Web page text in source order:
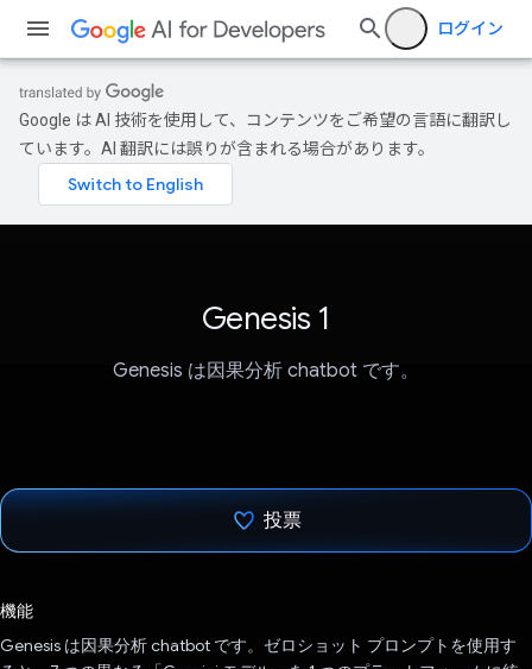
ログイン
Google は AI 技術を使用して、コンテンツをご希望の言語に翻訳し
ています。AI 翻訳には誤りが含まれる場合があります。
Genesis 1
Genesis は因果分析 chatbot です。
投票
機能
Genesis は因果分析 chatbot です。ゼロショット プロンプトを使用す